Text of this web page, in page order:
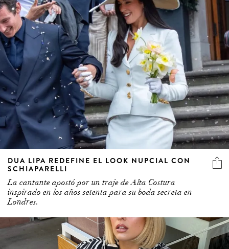
DUA LIPA REDEFINE EL LOOK NUPCIAL CON
SCHIAPARELLI
La cantante apostó por un traje de Alta Costura
inspirado en los años setenta para su boda secreta en
Londres.